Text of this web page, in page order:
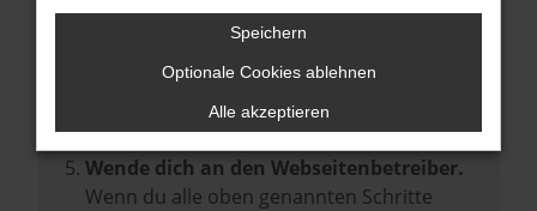
sind.
Veraltete Software birgt nicht nur ein
Sicherheitsrisiko, sondern kann auch dazu
führen, dass bestimmte Funktionen nicht
mehr unterstützt werden.
Wende dich an den Webseitenbetreiber.
Wenn du alle oben genannten Schritte
Speichern
Optionale Cookies ablehnen
Alle akzeptieren